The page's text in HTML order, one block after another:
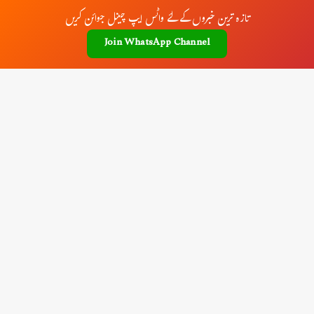
تازہ ترین خبروں کے لئے واٹس ایپ چینل جوائن کریں
Join WhatsApp Channel